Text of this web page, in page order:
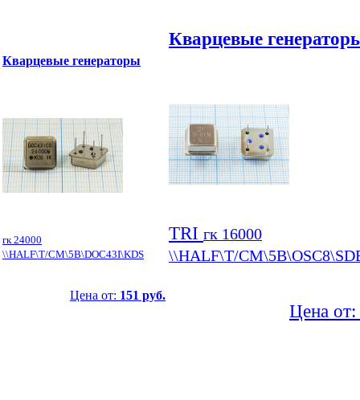
Кварцевые генераторы
гк 24000
\\HALF\T/CM\5В\DOC43I\KDS
Цена от: 151 руб.
Кварцевые
TRI гк 16000
\\HALF\T/
Цена от: